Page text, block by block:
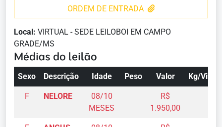
ORDEM DE ENTRADA
Local: VIRTUAL - SEDE LEILOBOI EM CAMPO
GRADE/MS
Médias do leilão
Sexo Descrição Idade Peso Valor Kg/Vivo
F NELORE
08/10
MESES
R$
1.950,00